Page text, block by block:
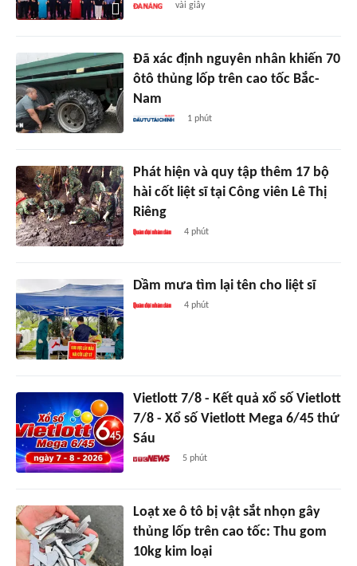
vài giây
Đã xác định nguyên nhân khiến 70
ôtô thủng lốp trên cao tốc Bắc-
Nam
1 phút
Phát hiện và quy tập thêm 17 bộ
hài cốt liệt sĩ tại Công viên Lê Thị
Riêng
4 phút
Dầm mưa tìm lại tên cho liệt sĩ
4 phút
Vietlott 7/8 - Kết quả xổ số Vietlott
7/8 - Xổ số Vietlott Mega 6/45 thứ
Sáu
5 phút
Loạt xe ô tô bị vật sắt nhọn gây
thủng lốp trên cao tốc: Thu gom
10kg kim loại